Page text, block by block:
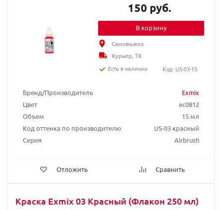
Бренд/Производитель
Exmix
Цвет
ec0812
Объем
15 мл
Код оттенка по производителю
US-03 красный
Серия
Airbrush
Отложить Сравнить
150 руб.
В корзину
Самовывоз
Курьер, ТК
Есть в наличии
Код: US-03-15
Краска Exmix 03 Красный (Флакон 250 мл)